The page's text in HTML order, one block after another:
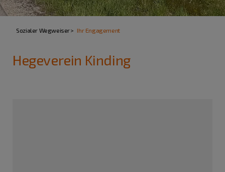
Sozialer Wegweiser Ihr Engagement
Hegeverein Kinding